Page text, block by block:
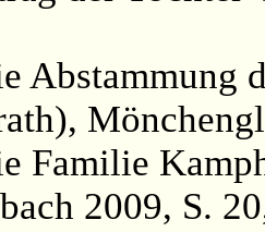
Abstammung
Familie
2009, S.